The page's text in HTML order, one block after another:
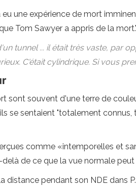
une expérience de mort
Tom Sawyer a appris de la
tunnel ... il était très vaste, par
C'était cylindrique. Si vous
sont souvent d'une terre de
se sentaient "totalement
comme «intemporelles et
de ce que la vue normale peut
distance pendant son NDE dans